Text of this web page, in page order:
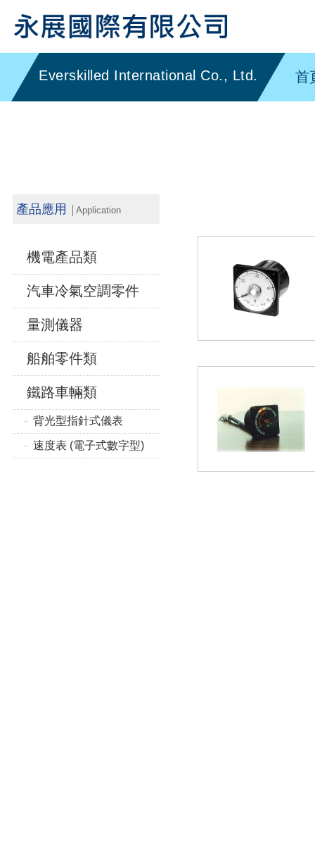
首
產品應用 │Application
機電產品類
汽車冷氣空調零件
量測儀器
船舶零件類
鐵路車輛類
背光型指針式儀表
速度表 (電子式數字型)